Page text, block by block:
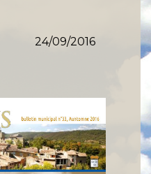
24/09/2016